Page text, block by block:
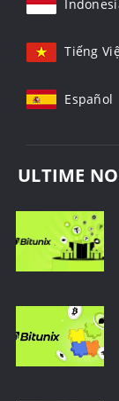
Tiếng
Español
ULTIME